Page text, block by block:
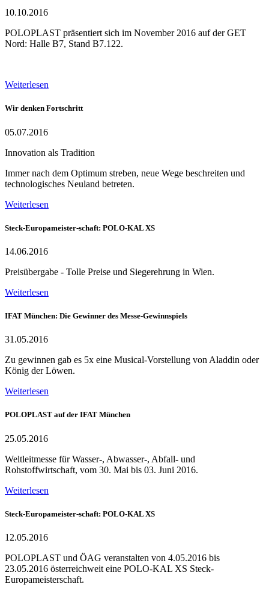
10.10.2016
POLOPLAST präsentiert sich im November 2016 auf der GET
Nord: Halle B7, Stand B7.122.
Weiterlesen
Wir denken Fortschritt
05.07.2016
Innovation als Tradition
Immer nach dem Optimum streben, neue Wege beschreiten und
technologisches Neuland betreten.
Weiterlesen
Steck-Europameister-schaft: POLO-KAL XS
14.06.2016
Preisübergabe - Tolle Preise und Siegerehrung in Wien.
Weiterlesen
IFAT München: Die Gewinner des Messe-Gewinnspiels
31.05.2016
Zu gewinnen gab es 5x eine Musical-Vorstellung von Aladdin oder
König der Löwen.
Weiterlesen
POLOPLAST auf der IFAT München
25.05.2016
Weltleitmesse für Wasser-, Abwasser-, Abfall- und
Rohstoffwirtschaft, vom 30. Mai bis 03. Juni 2016.
Weiterlesen
Steck-Europameister-schaft: POLO-KAL XS
12.05.2016
POLOPLAST und ÖAG veranstalten von 4.05.2016 bis
23.05.2016 österreichweit eine POLO-KAL XS Steck-
Europameisterschaft.